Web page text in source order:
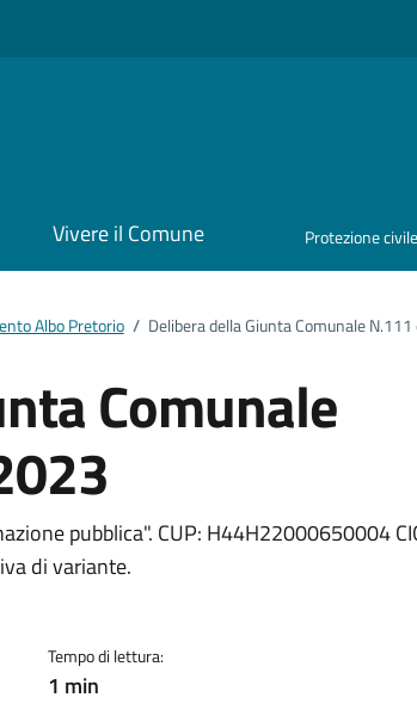
Vivere il Comune Protezione civile
Albo Pretorio / Delibera della Giunta Comunale
Comunale
pubblica". CUP: H44H22000650004
di variante.
Tempo di lettura:
1 min